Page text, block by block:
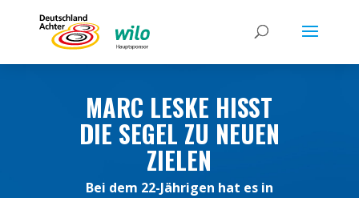
MARC LESKE HISST
DIE SEGEL ZU NEUEN
ZIELEN
Bei dem 22-Jährigen hat es in